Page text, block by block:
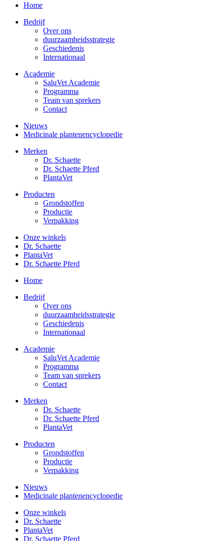
Home
Bedrijf
Over ons
duurzaamheidsstrategie
Geschiedenis
Internationaal
Academie
SaluVet Academie
Programma
Team van sprekers
Contact
Nieuws
Medicinale plantenencyclopedie
Merken
Dr. Schaette
Dr. Schaette Pferd
PlantaVet
Producten
Grondstoffen
Productie
Verpakking
Onze winkels
Dr. Schaette
PlantaVet
Dr. Schaette Pferd
Home
Bedrijf
Over ons
duurzaamheidsstrategie
Geschiedenis
Internationaal
Academie
SaluVet Academie
Programma
Team van sprekers
Contact
Merken
Dr. Schaette
Dr. Schaette Pferd
PlantaVet
Producten
Grondstoffen
Productie
Verpakking
Nieuws
Medicinale plantenencyclopedie
Onze winkels
Dr. Schaette
PlantaVet
Dr. Schaette Pferd